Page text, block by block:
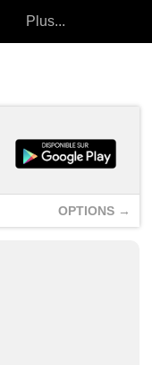
Plus...
OPTIONS →